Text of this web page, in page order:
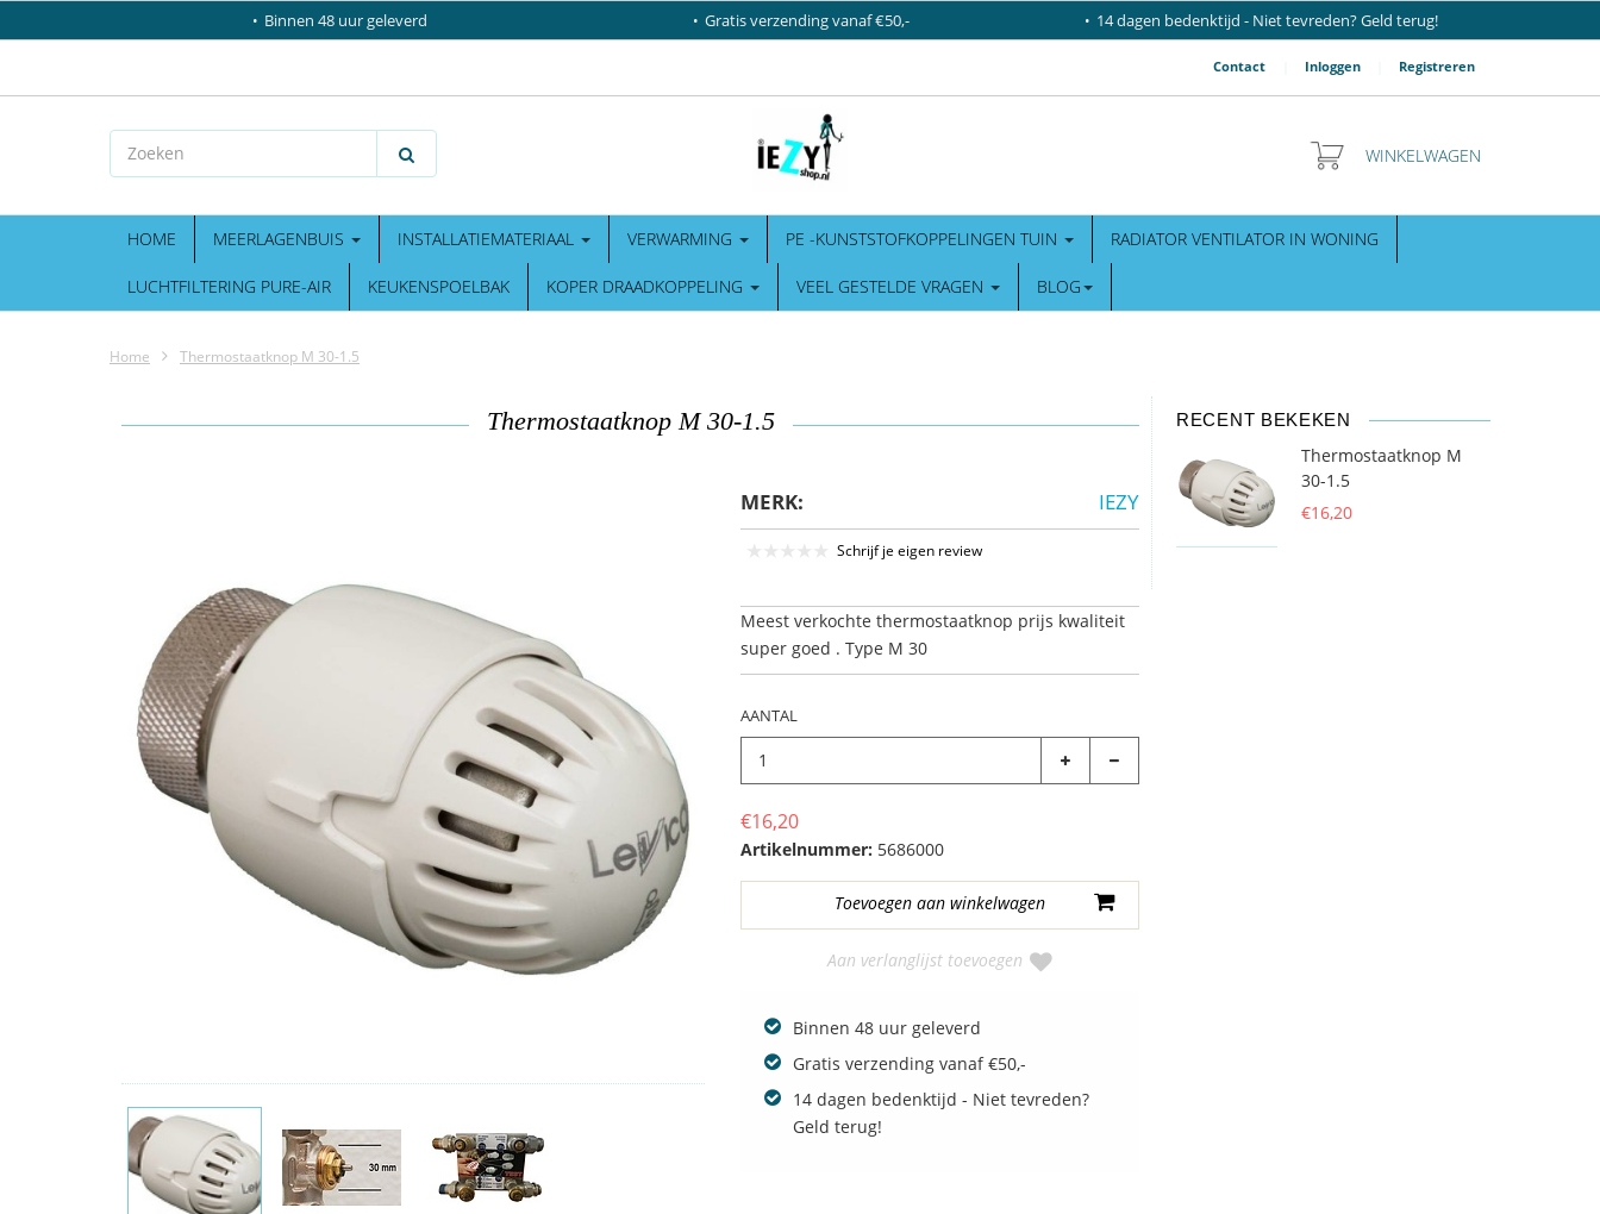
Binnen 48 uur geleverd Gratis verzending vanaf €50,- 14 dagen bedenktijd - Niet tevreden? Geld terug!
Contact Inloggen Registreren
WINKELWAGEN
HOME MEERLAGENBUIS INSTALLATIEMATERIAAL VERWARMING PE -KUNSTSTOFKOPPELINGEN TUIN RADIATOR VENTILATOR IN WONING
LUCHTFILTERING PURE-AIR KEUKENSPOELBAK KOPER DRAADKOPPELING VEEL GESTELDE VRAGEN BLOG
Home Thermostaatknop M 30-1.5
Thermostaatknop M 30-1.5
MERK: IEZY
Schrijf je eigen review
Meest verkochte thermostaatknop prijs kwaliteit
super goed . Type M 30
AANTAL
€16,20
Artikelnummer: 5686000
Aan verlanglijst toevoegen
Binnen 48 uur geleverd
Gratis verzending vanaf €50,-
14 dagen bedenktijd - Niet tevreden?
Geld terug!
RECENT BEKEKEN
Thermostaatknop M
30-1.5
€16,20